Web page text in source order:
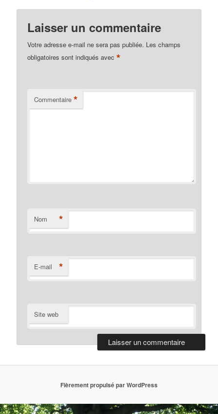
Laisser un commentaire
Votre adresse e-mail ne sera pas publiée. Les champs
obligatoires sont indiqués avec*
Commentaire *
Nom *
E-mail *
Site web
Fièrement propulsé par WordPress